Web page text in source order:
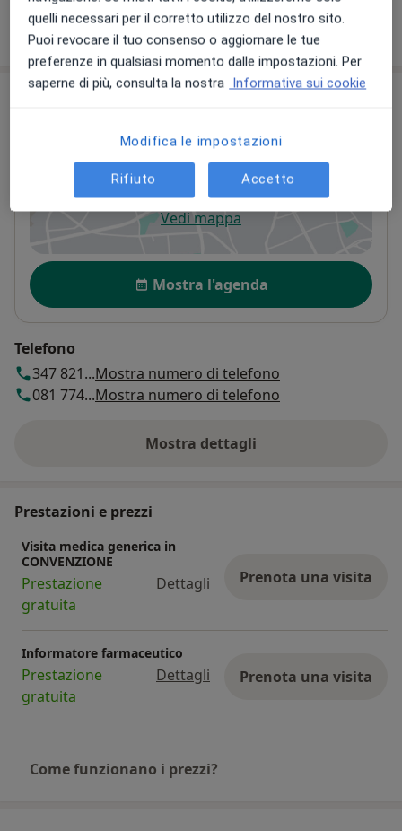
Mostra dettagli
sull'esperienza
Indirizzo
Via Rossi 96, Volla80040
Vedi mappasi apre in una nuova scheda
Disponibilità
Mostra l'agenda
Telefono
347 821...Mostra numero di telefono
081 774...Mostra numero di telefono
Mostra dettagli
sull'indirizzo
Prestazioni e prezzi
Visita medica generica in
CONVENZIONE
Prestazione
gratuita
Dettagli Prenota una visita
Informatore farmaceutico
Prestazione
gratuita
Dettagli Prenota una visita
Come funzionano i prezzi?
quelli necessari per il corretto utilizzo del nostro sito.
Puoi revocare il tuo consenso o aggiornare le tue
preferenze in qualsiasi momento dalle impostazioni. Per
saperne di più, consulta la nostra Informativa sui cookie
Modifica le impostazioni
Rifiuto Accetto